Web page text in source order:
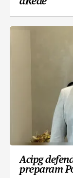
Acipg
preparam